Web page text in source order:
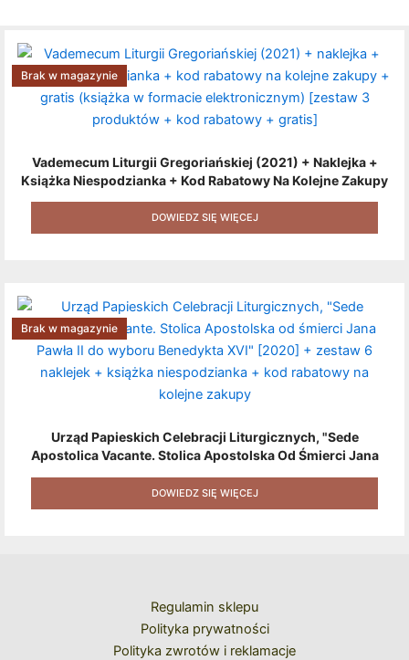
Vademecum Liturgii Gregoriańskiej (2021) + Naklejka +
Książka Niespodzianka + Kod Rabatowy Na Kolejne Zakupy
+ Gratis (książka W Formacie Elektronicznym) [zestaw 3
Produktów + Kod Rabatowy + Gratis]
Brak w magazynie
DOWIEDZ SIĘ WIĘCEJ
Urząd Papieskich Celebracji Liturgicznych, "Sede
Apostolica Vacante. Stolica Apostolska Od Śmierci Jana
Pawła II Do Wyboru Benedykta XVI" [2020] + Zestaw 6
Naklejek + Książka Niespodzianka + Kod Rabatowy Na
Kolejne Zakupy
Brak w magazynie
DOWIEDZ SIĘ WIĘCEJ
Regulamin sklepu
Polityka prywatności
Polityka zwrotów i reklamacje